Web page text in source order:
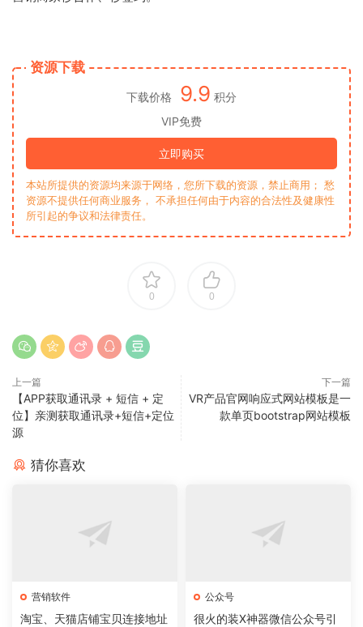
资源下载
下载价格 9.9 积分
VIP免费
立即购买
本站所提供的资源均来源于网络，您所下载的资源，禁止商用； 愁
资源不提供任何商业服务， 不承担任何由于内容的合法性及健康性
所引起的争议和法律责任。
0 0
上一篇
【APP获取通讯录 + 短信 + 定
位】亲测获取通讯录+短信+定位
源
下一篇
VR产品官网响应式网站模板是一
款单页bootstrap网站模板
猜你喜欢
营销软件
淘宝、天猫店铺宝贝连接地址
公众号
很火的装X神器微信公众号引